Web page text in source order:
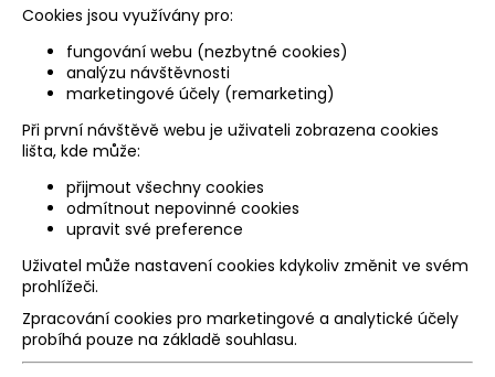
Cookies jsou využívány pro:
fungování webu (nezbytné cookies)
analýzu návštěvnosti
marketingové účely (remarketing)
Při první návštěvě webu je uživateli zobrazena cookies
lišta, kde může:
přijmout všechny cookies
odmítnout nepovinné cookies
upravit své preference
Uživatel může nastavení cookies kdykoliv změnit ve svém
prohlížeči.
Zpracování cookies pro marketingové a analytické účely
probíhá pouze na základě souhlasu.